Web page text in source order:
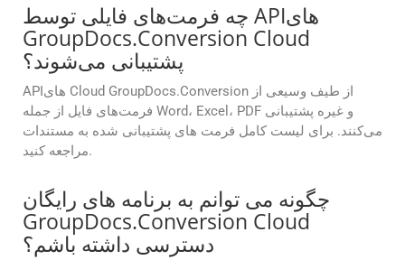
چه فرمت‌های فایلی توسط APIهای
GroupDocs.Conversion Cloud
پشتیبانی می‌شوند؟
APIهای Cloud GroupDocs.Conversion از طیف وسیعی از
فرمت‌های فایل از جمله Word، Excel، PDF و غیره پشتیبانی
می‌کنند. برای لیست کامل فرمت های پشتیبانی شده به مستندات
مراجعه کنید.
چگونه می توانم به برنامه های رایگان
GroupDocs.Conversion Cloud
دسترسی داشته باشم؟